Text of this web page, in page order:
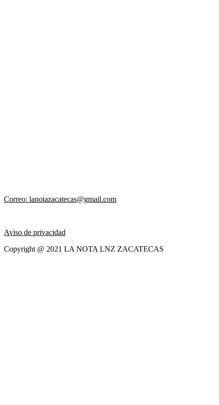
Correo: lanotazacatecas@gmail.com
Aviso de privacidad
Copyright @ 2021 LA NOTA LNZ ZACATECAS